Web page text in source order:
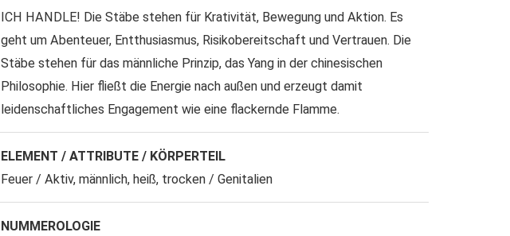
ICH HANDLE! Die Stäbe stehen für Krativität, Bewegung und Aktion. Es
geht um Abenteuer, Entthusiasmus, Risikobereitschaft und Vertrauen. Die
Stäbe stehen für das männliche Prinzip, das Yang in der chinesischen
Philosophie. Hier fließt die Energie nach außen und erzeugt damit
leidenschaftliches Engagement wie eine flackernde Flamme.
ELEMENT / ATTRIBUTE / KÖRPERTEIL
Feuer / Aktiv, männlich, heiß, trocken / Genitalien
NUMMEROLOGIE